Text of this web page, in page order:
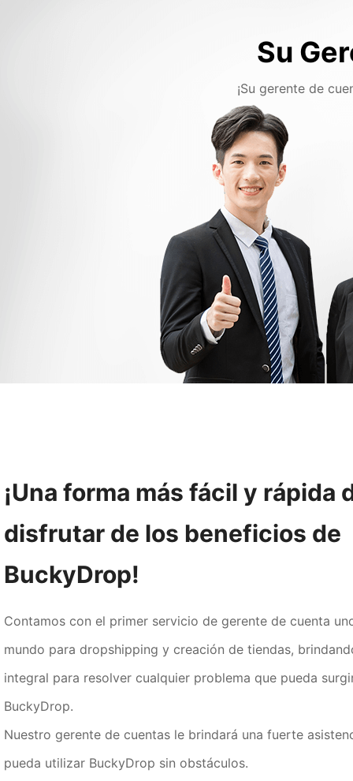
Su
¡Su gerente de
¡Una forma más fácil y rápida
disfrutar de los beneficios de
BuckyDrop!
Contamos con el primer servicio de gerente de cuenta
mundo para dropshipping y creación de tiendas,
integral para resolver cualquier problema que pueda
BuckyDrop.
Nuestro gerente de cuentas le brindará una fuerte
pueda utilizar BuckyDrop sin obstáculos.